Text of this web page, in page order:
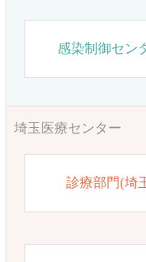
感染制御セン
埼玉医療センター
診療部門(埼